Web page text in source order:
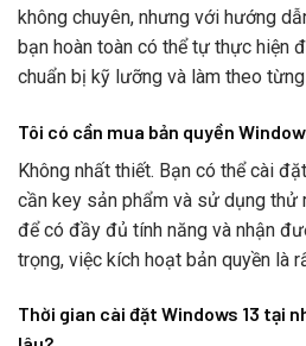
không chuyên, nhưng với hướng
bạn hoàn toàn có thể tự thực hiện
chuẩn bị kỹ lưỡng và làm theo
Tôi có cần mua bản quyền
Không nhất thiết. Bạn có thể cài
cần key sản phẩm và sử dụng thử
để có đầy đủ tính năng và nhận
trọng, việc kích hoạt bản quyền là
Thời gian cài đặt Windows 13 tại